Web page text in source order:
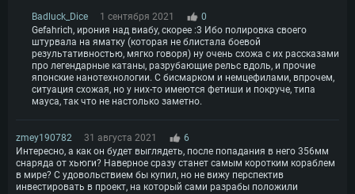
Badluck_Dice 1 сентября 2021
0
Gefahrich, ирония над виабу, скорее :3 Ибо полировка своего
штурвала на яматку (которая не блистала боевой
результативностью, мягко говоря) ну очень схожа с их рассказами
про легендарные катаны, разрубающие рельс вдоль, и прочие
японские нанотехнологии. С бисмарком и немцефилами, впрочем,
ситуация схожая, но у них-то имеются фетиши и покруче, типа
мауса, так что не настолько заметно.
zmey190782 31 августа 2021
6
Интересно, а как он будет выглядеть, после попадания в него 356мм
снаряда от хьюги? Наверное сразу станет самым коротким кораблем
в мире? С удовольствием бы купил, но не вижу перспектив
инвестировать в проект, на который сами разрабы положили